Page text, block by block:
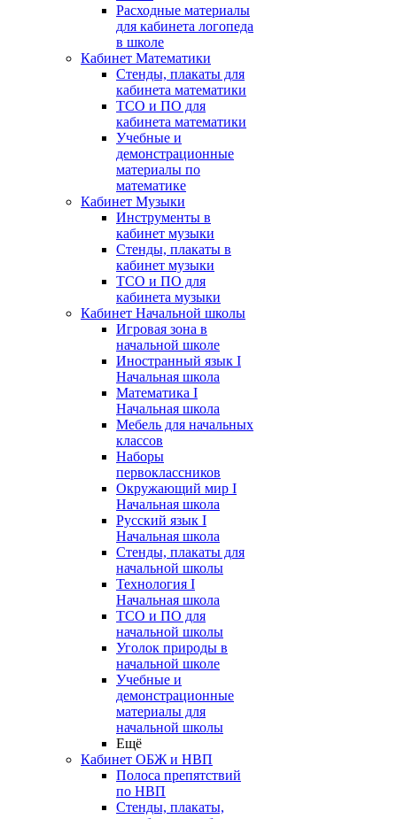
Расходные материалы
для кабинета логопеда
в школе
Кабинет Математики
Стенды, плакаты для
кабинета математики
ТСО и ПО для
кабинета математики
Учебные и
демонстрационные
материалы по
математике
Кабинет Музыки
Инструменты в
кабинет музыки
Стенды, плакаты в
кабинет музыки
ТСО и ПО для
кабинета музыки
Кабинет Начальной школы
Игровая зона в
начальной школе
Иностранный язык I
Начальная школа
Математика I
Начальная школа
Мебель для начальных
классов
Наборы
первоклассников
Окружающий мир I
Начальная школа
Русский язык I
Начальная школа
Стенды, плакаты для
начальной школы
Технология I
Начальная школа
ТСО и ПО для
начальной школы
Уголок природы в
начальной школе
Учебные и
демонстрационные
материалы для
начальной школы
Ещё
Кабинет ОБЖ и НВП
Полоса препятствий
по НВП
Стенды, плакаты,